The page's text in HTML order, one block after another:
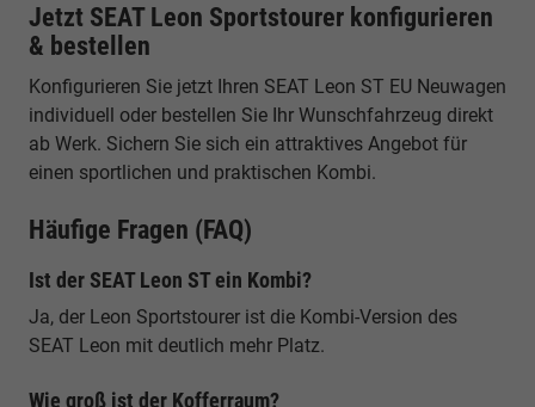
Jetzt SEAT Leon Sportstourer konfigurieren
& bestellen
Konfigurieren Sie jetzt Ihren SEAT Leon ST EU Neuwagen
individuell oder bestellen Sie Ihr Wunschfahrzeug direkt
ab Werk. Sichern Sie sich ein attraktives Angebot für
einen sportlichen und praktischen Kombi.
Häufige Fragen (FAQ)
Ist der SEAT Leon ST ein Kombi?
Ja, der Leon Sportstourer ist die Kombi-Version des
SEAT Leon mit deutlich mehr Platz.
Wie groß ist der Kofferraum?